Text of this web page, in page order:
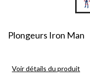
Plongeurs Iron Man
Voir détails du produit